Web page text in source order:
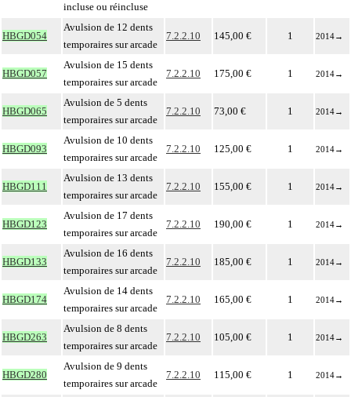
incluse ou réincluse
HBGD054
Avulsion de 12 dents
temporaires sur arcade
7.2.2.10 145,00 € 1 2014→
HBGD057
Avulsion de 15 dents
temporaires sur arcade
7.2.2.10 175,00 € 1 2014→
HBGD065
Avulsion de 5 dents
temporaires sur arcade
7.2.2.10 73,00 € 1 2014→
HBGD093
Avulsion de 10 dents
temporaires sur arcade
7.2.2.10 125,00 € 1 2014→
HBGD111
Avulsion de 13 dents
temporaires sur arcade
7.2.2.10 155,00 € 1 2014→
HBGD123
Avulsion de 17 dents
temporaires sur arcade
7.2.2.10 190,00 € 1 2014→
HBGD133
Avulsion de 16 dents
temporaires sur arcade
7.2.2.10 185,00 € 1 2014→
HBGD174
Avulsion de 14 dents
temporaires sur arcade
7.2.2.10 165,00 € 1 2014→
HBGD263
Avulsion de 8 dents
temporaires sur arcade
7.2.2.10 105,00 € 1 2014→
HBGD280
Avulsion de 9 dents
temporaires sur arcade
7.2.2.10 115,00 € 1 2014→